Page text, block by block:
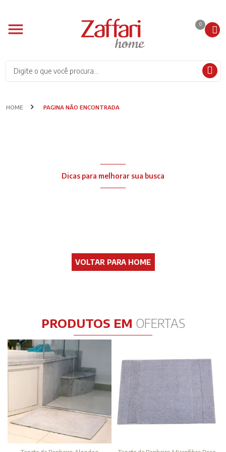
0
HOME PAGINA NÃO ENCONTRADA
Dicas para melhorar sua busca
VOLTAR PARA HOME
PRODUTOS EM OFERTAS